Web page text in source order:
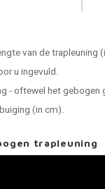
van de trapleuning
u ingevuld.
- oftewel het gebogen
(in cm).
trapleuning